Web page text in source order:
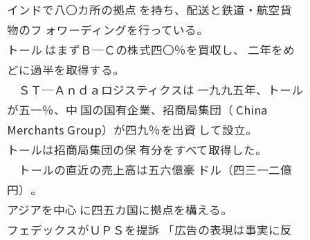
インドで八〇カ所の拠点 を持ち、配送と鉄道・航空貨
物のフ ォワーディングを行っている。
トール はまずＢ─Ｃの株式四〇％を買収し、 二年をめ
どに過半を取得する。
ＳＴ─Ａｎｄａロジスティクスは 一九九五年、トール
が五一％、中 国の国有企業、招商局集団（ China
Merchants Group）が四九％を出資 して設立。
トールは招商局集団の保 有分をすべて取得した。
トールの直近の売上高は五六億豪 ドル（四三一二億
円）。
アジアを中心 に四五カ国に拠点を構える。
フェデックスがＵＰＳを提訴 「広告の表現は事実に反